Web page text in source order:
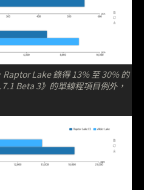
Lake 錄得 13% 至 30% 的
Beta 3》的單線程項目例外，